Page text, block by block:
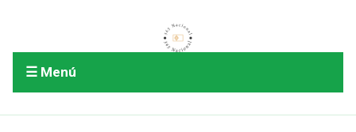
☰ Menú